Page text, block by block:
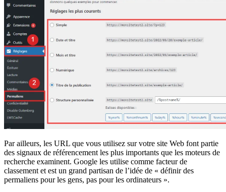
Par ailleurs, les URL que vous utilisez sur votre site Web font partie
des signaux de référencement les plus importants que les moteurs de
recherche examinent. Google les utilise comme facteur de
classement et est un grand partisan de l’idée de « définir des
permaliens pour les gens, pas pour les ordinateurs ».